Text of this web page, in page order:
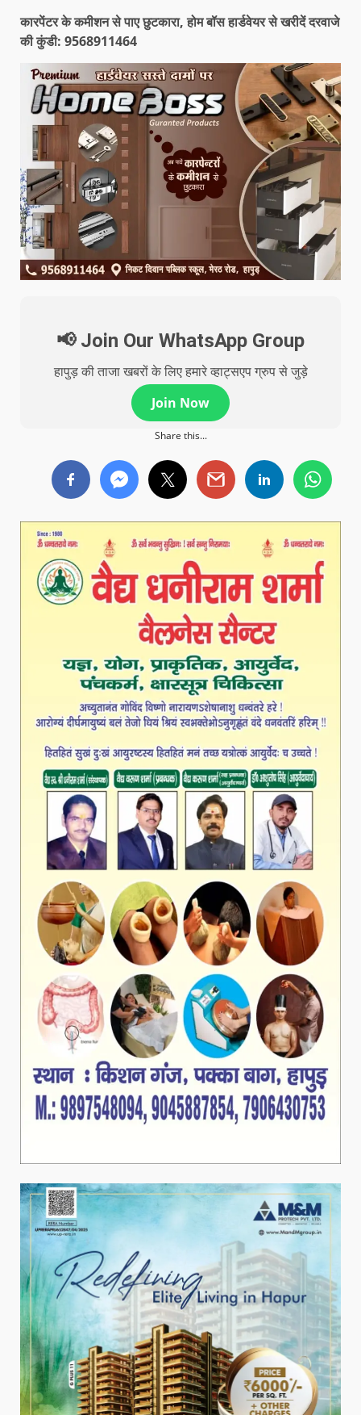
कारपेंटर के कमीशन से पाए छुटकारा, होम बॉस हार्डवेयर से खरीदें दरवाजे
की कुंडी: 9568911464
📢 Join Our WhatsApp Group
हापुड़ की ताजा खबरों के लिए हमारे व्हाट्सएप ग्रुप से जुड़े
Join Now
Share this...